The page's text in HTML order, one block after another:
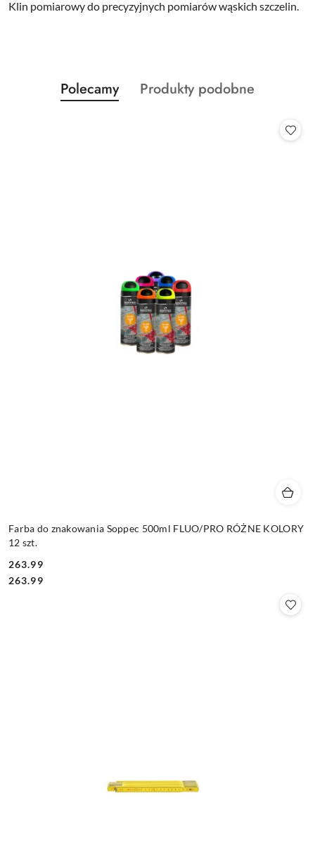
Klin pomiarowy do precyzyjnych pomiarów wąskich szczelin.
Pomiń karuzelę produktów
Produkty
o
Polecamy
Produkty
Produkty podobne
Farba do znakowania Soppec 500ml FLUO/PRO RÓŻNE KOLORY
12 szt.
Cena:
263.99
Cena:
263.99